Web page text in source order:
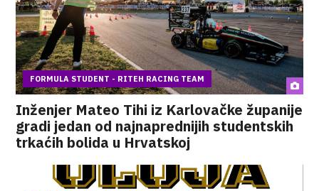
FORMULA STUDENT - RITEH RACING TEAM
Inženjer Mateo Tihi iz Karlovačke županije
gradi jedan od najnaprednijih studentskih
trkaćih bolida u Hrvatskoj